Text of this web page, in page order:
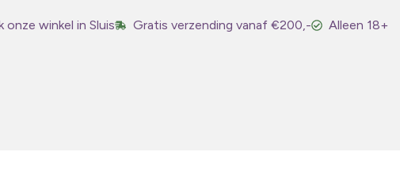
onze winkel in Sluis Gratis verzending vanaf €200,- Alleen 18+